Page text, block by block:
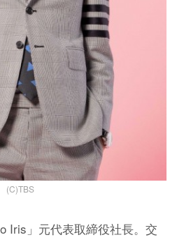
(C)TBS
Iris」元代表取締役社長。交